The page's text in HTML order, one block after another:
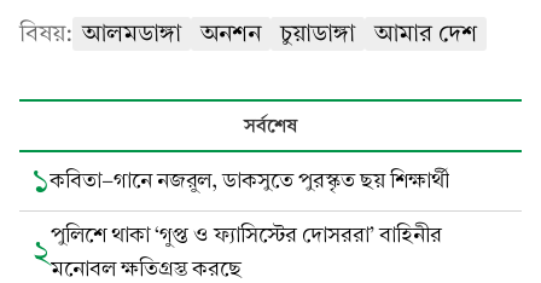
বিষয়: আলমডাঙ্গা অনশন চুয়াডাঙ্গা আমার দেশ
সর্বশেষ
১কবিতা-গানে নজরুল, ডাকসুতে পুরস্কৃত ছয় শিক্ষার্থী
২পুলিশে থাকা ‘গুপ্ত ও ফ্যাসিস্টের দোসররা’ বাহিনীর
মনোবল ক্ষতিগ্রস্ত করছে